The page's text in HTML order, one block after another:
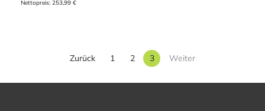
Nettopreis: 253,99 €
Zurück 1 2 3 Weiter